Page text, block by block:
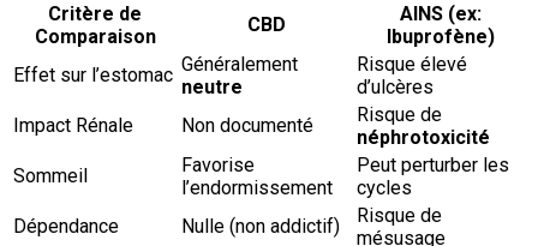
Critère de
Comparaison
CBD
AINS (ex:
Ibuprofène)
Effet sur l’estomac Généralement
neutre
Risque élevé
d’ulcères
Impact Rénale
Non documenté
Risque de
néphrotoxicité
Sommeil
Favorise
l’endormissement
Peut perturber les
cycles
Dépendance
Nulle (non addictif)
Risque de
mésusage